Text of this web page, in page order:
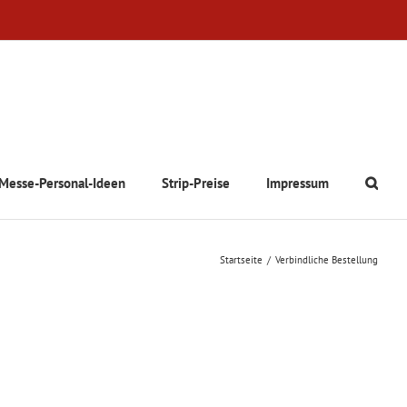
Personal-Ideen Strip-Preise Impressum
Startseite Verbindliche Bestellung